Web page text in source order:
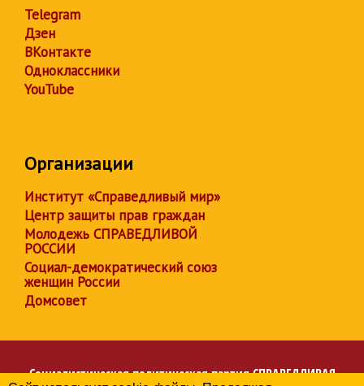
Telegram
Дзен
ВКонтакте
Одноклассники
YouTube
Организации
Институт «Справедливый мир»
Центр защиты прав граждан
Молодежь СПРАВЕДЛИВОЙ
РОССИИ
Социал-демократический союз
женщин России
Домсовет
Социалистическая политическая партияСПРАВЕДЛИВАЯ